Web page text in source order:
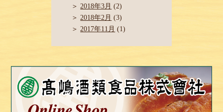
2018年3月 (2)
2018年2月 (3)
2017年11月 (1)